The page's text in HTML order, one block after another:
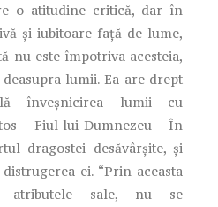
o atitudine critică, dar în
şi iubitoare faţă de lume,
nu este împotriva acesteia,
lumii. Ea are drept
înveşnicirea lumii cu
– Fiul lui Dumnezeu – În
dragostei desăvârşite, şi
ei. “Prin aceasta
sale, nu se